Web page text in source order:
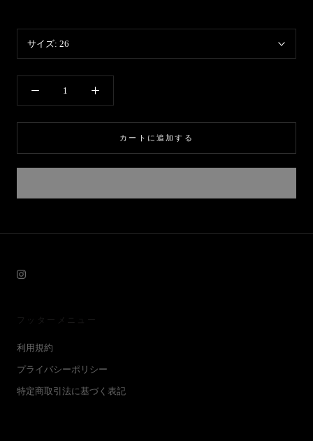
サイズ: 26
カートに追加する
フッターメニュー
利用規約
プライバシーポリシー
特定商取引法に基づく表記